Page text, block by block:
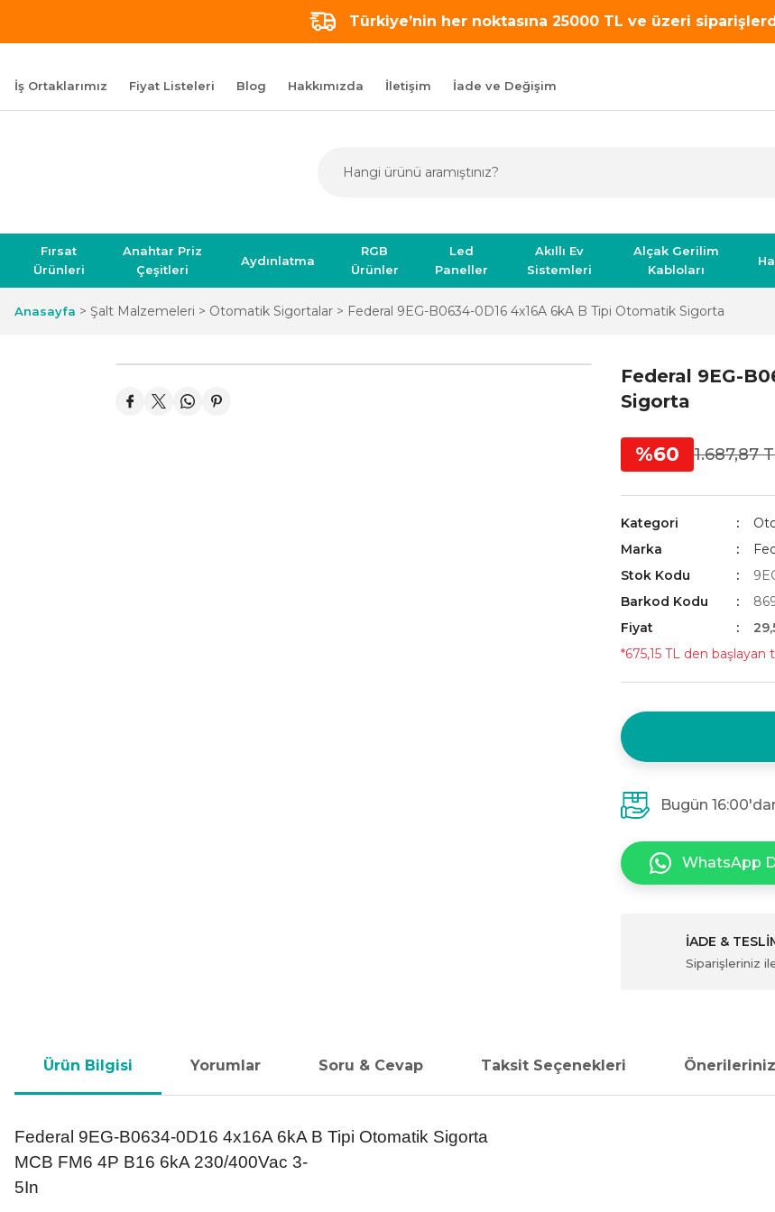
Türkiye’nin her noktasına 25000 TL ve üzeri
İş Ortaklarımız Fiyat Listeleri Blog Hakkımızda İletişim İade ve Değişim
Fırsat
Ürünleri
Anahtar Priz
Çeşitleri
Aydınlatma
RGB
Ürünler
Led
Paneller
Akıllı Ev
Sistemleri
Alçak Gerilim
Kabloları
Anasayfa Şalt Malzemeleri Otomatik Sigortalar Federal 9EG-B0634-0D16 4x16A 6kA B Tipi Otomatik Sigorta
Federal 9EG-
Sigorta
%60 1.687,87
Kategori
Marka
Stok Kodu
Barkod Kodu
Fiyat
*675,15 TL den başlayan
Bugün
WhatsApp
İADE &
Siparişleriniz
Ürün Bilgisi Yorumlar Soru & Cevap Taksit Seçenekleri Önerileriniz
Federal 9EG-B0634-0D16 4x16A 6kA B Tipi Otomatik Sigorta
MCB FM6 4P B16 6kA 230/400Vac 3-
5In